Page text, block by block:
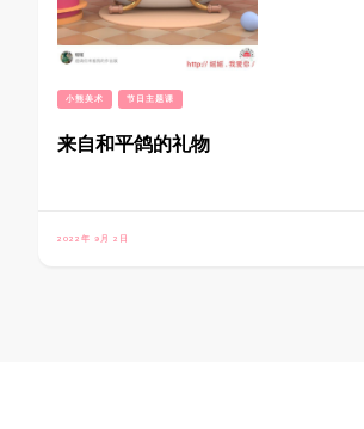
小熊美术 节日主题课
来自和平鸽的礼物
2022年 9月 2日